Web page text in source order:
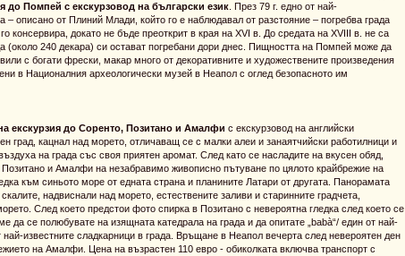
до Помпей с екскурзовод на български език . През 79 г. едно от най-
– описано от Плиний Млади, който го е наблюдавал от разстояние – погребва града
консервира, докато не бъде преоткрит в края на ХVІ в. До средата на ХVІІІ в. не са
(около 240 декара) си остават погребани дори днес. Пищността на Помпей може да
с богати фрески, макар много от декоративните и художествените произведения
в Националния археологически музей в Неапол с оглед безопасното им
екскурзия до Соренто, Позитано и Амалфи с екскурзовод на английски
град, кацнал над морето, отличаващ се с малки алеи и занаятчийски работилници и
на града със своя приятен аромат. След като се насладите на вкусен обяд,
и Амалфи на незабравимо живописно пътуване по цялото крайбрежие на
към синьото море от едната страна и планините Латари от другата. Панорамата
надвиснали над морето, естествените заливи и старинните градчета,
След което предстои фото спирка в Позитано с невероятна гледка след което се
се полюбувате на изящната катедрала на града и да опитате „babà“/ един от най-
известните сладкарници в града. Връщане в Неапол вечерта след невероятен ден
на Амалфи. Цена на възрастен 110 евро - обиколката включва транспорт с